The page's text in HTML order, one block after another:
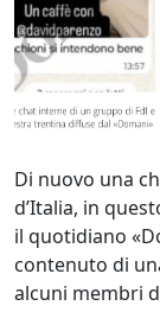
Di nuovo una
d’Italia, in
il quotidiano
contenuto di
alcuni membri